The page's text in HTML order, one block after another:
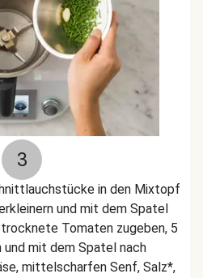
3
in den Mixtopf
und mit dem Spatel
Tomaten zugeben, 5
mit dem Spatel nach
mittelscharfen Senf, Salz*,